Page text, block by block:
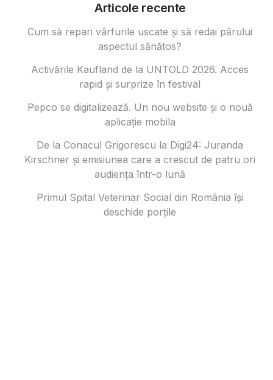
Articole recente
Cum să repari vârfurile uscate și să redai părului
aspectul sănătos?
Activările Kaufland de la UNTOLD 2026. Acces
rapid și surprize în festival
Pepco se digitalizează. Un nou website și o nouă
aplicație mobila
De la Conacul Grigorescu la Digi24: Juranda
Kirschner și emisiunea care a crescut de patru ori
audiența într-o lună
Primul Spital Veterinar Social din România își
deschide porțile